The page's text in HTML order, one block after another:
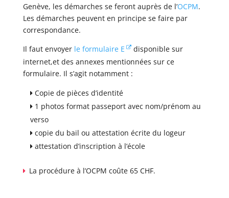
Genève, les démarches se feront auprès de l’OCPM.
Les démarches peuvent en principe se faire par
correspondance.
Il faut envoyer le formulaire E
disponible sur
internet,et des annexes mentionnées sur ce
formulaire. Il s’agit notamment :
Copie de pièces d’identité
1 photos format passeport avec nom/prénom au
verso
copie du bail ou attestation écrite du logeur
attestation d’inscription à l’école
La procédure à l’OCPM coûte 65 CHF.